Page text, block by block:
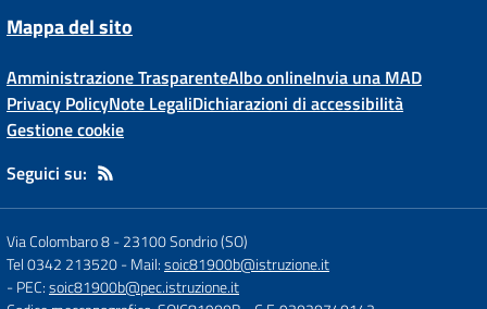
Mappa del sito
Amministrazione TrasparenteAlbo onlineInvia una MAD
Privacy PolicyNote LegaliDichiarazioni di accessibilità
Gestione cookie
Seguici su:
Via Colombaro 8-23100 Sondrio (SO)
Tel 0342 213520- Mail:soic81900b@istruzione.it
- PEC:soic81900b@pec.istruzione.it